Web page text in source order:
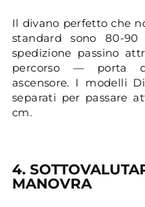
Il divano perfetto che
standard sono 80-
spedizione passino
percorso — porta
ascensore. I modelli
separati per passare
cm.
4.
MANOVRA